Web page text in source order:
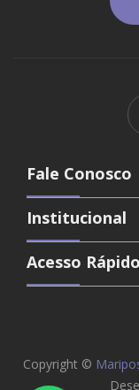
Fale Conosco
Institucional
Acesso Rápido
Copyright ©